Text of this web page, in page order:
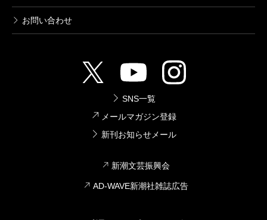
お問い合わせ
SNS一覧
メールマガジン登録
新刊お知らせメール
新潮文芸振興会
AD-WAVE新潮社雑誌広告